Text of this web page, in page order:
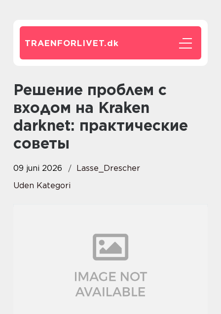
TRAENFORLIVET.dk
Решение проблем с
входом на Kraken
darknet: практические
советы
09 juni 2026
Lasse_Drescher
Uden Kategori